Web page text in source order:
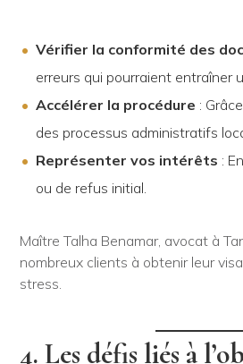
Vérifier la conformité des
erreurs qui pourraient entraîner
Accélérer la procédure :
des processus administratifs
Représenter vos intérêts :
ou de refus initial.
Maître Talha Benamar, avocat à
nombreux clients à obtenir leur
stress.
4. Les défis liés à